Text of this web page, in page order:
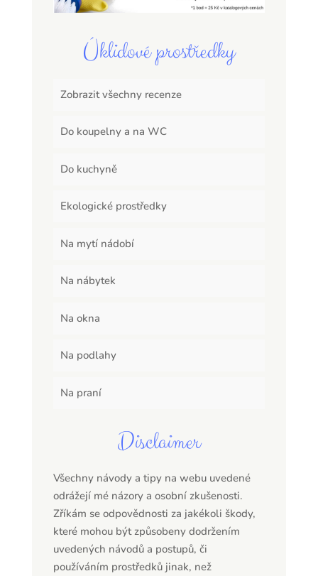
Úklidové prostředky
Zobrazit všechny recenze
Do koupelny a na WC
Do kuchyně
Ekologické prostředky
Na mytí nádobí
Na nábytek
Na okna
Na podlahy
Na praní
Disclaimer
Všechny návody a tipy na webu uvedené
odrážejí mé názory a osobní zkušenosti.
Zříkám se odpovědnosti za jakékoli škody,
které mohou být způsobeny dodržením
uvedených návodů a postupů, či
používáním prostředků jinak, než